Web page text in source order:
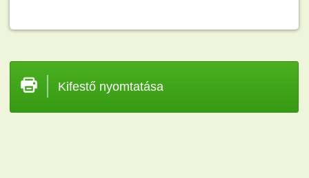
Kifestő nyomtatása